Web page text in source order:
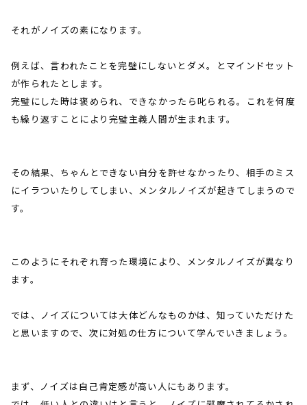
それがノイズの素になります。
例えば、言われたことを完璧にしないとダメ。とマインドセット
が作られたとします。
完璧にした時は褒められ、できなかったら叱られる。これを何度
も繰り返すことにより完璧主義人間が生まれます。
その結果、ちゃんとできない自分を許せなかったり、相手のミス
にイラついたりしてしまい、メンタルノイズが起きてしまうので
す。
このようにそれぞれ育った環境により、メンタルノイズが異なり
ます。
では、ノイズについては大体どんなものかは、知っていただけた
と思いますので、次に対処の仕方について学んでいきましょう。
まず、ノイズは自己肯定感が高い人にもあります。